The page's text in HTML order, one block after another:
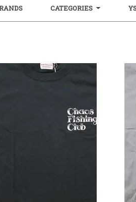
CATEGORIES